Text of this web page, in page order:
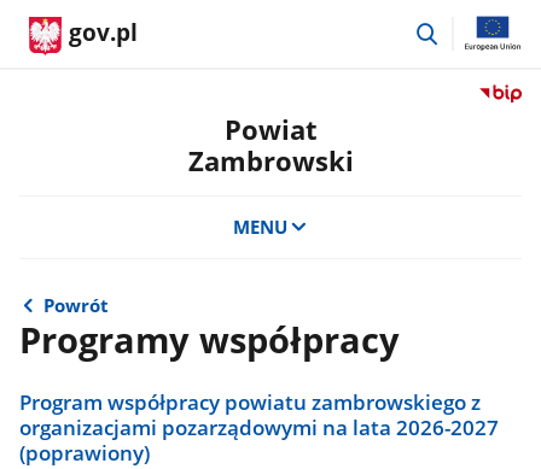
gov.pl
przejdź
Przejdź
Powiat
Zambrowski
MENU
Powrót
Programy współpracy
Program współpracy powiatu zambrowskiego z
organizacjami pozarządowymi na lata 2026-2027
(poprawiony)